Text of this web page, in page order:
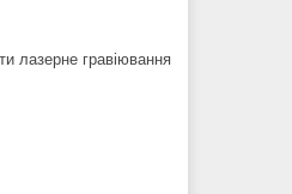
лазерне гравіювання